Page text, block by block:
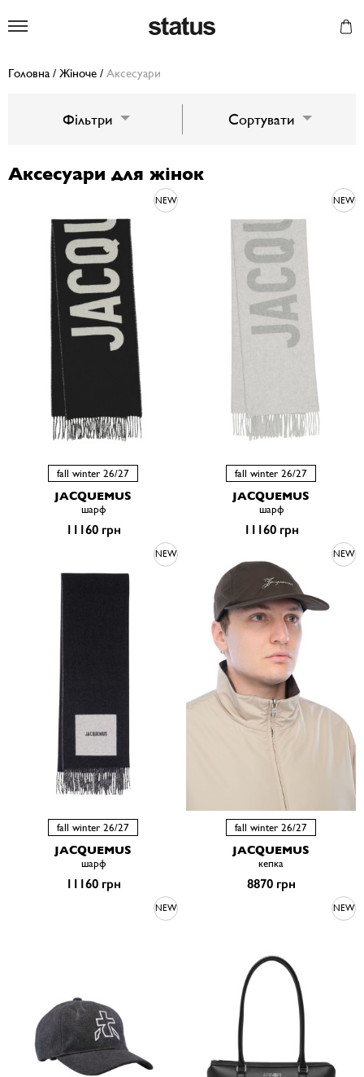
Головна / Жіноче / Аксесуари
Аксесуари для жінок
NEW
fall winter 26/27
JACQUEMUS
шарф
11160 грн
NEW
fall winter 26/27
JACQUEMUS
шарф
11160 грн
NEW
fall winter 26/27
JACQUEMUS
шарф
11160 грн
NEW
fall winter 26/27
JACQUEMUS
кепка
8870 грн
NEW NEW
Фільтри Сортувати